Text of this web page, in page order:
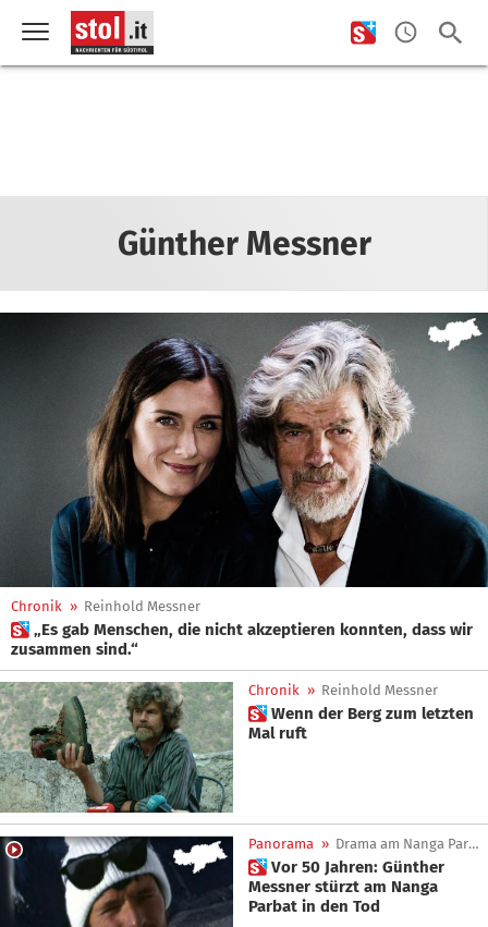
Günther Messner
Chronik » Reinhold Messner
 „Es gab Menschen, die nicht akzeptieren konnten, dass wir
zusammen sind.“
Chronik » Reinhold Messner
 Wenn der Berg zum letzten
Mal ruft
Panorama » Drama am Nanga Parbat
 Vor 50 Jahren: Günther
Messner stürzt am Nanga
Parbat in den Tod